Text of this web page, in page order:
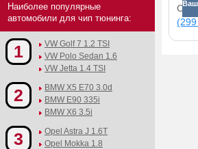
(299
Наиболее популярные
автомобили для чип тюнинга:
1
VW Golf 7 1.2 TSI
VW Polo Sedan 1.6
VW Jetta 1.4 TSI
2
BMW X5 E70 3.0d
BMW E90 335i
BMW X6 3.5i
3
Opel Astra J 1.6T
Opel Mokka 1.8